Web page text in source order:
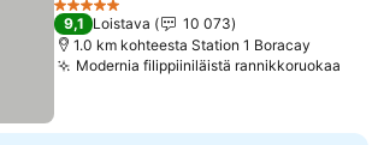
5 Tähtiluokitus
9,1 Loistava
10 073
1.0 km kohteesta Station 1 Boracay
Modernia filippiiniläistä rannikkoruokaa